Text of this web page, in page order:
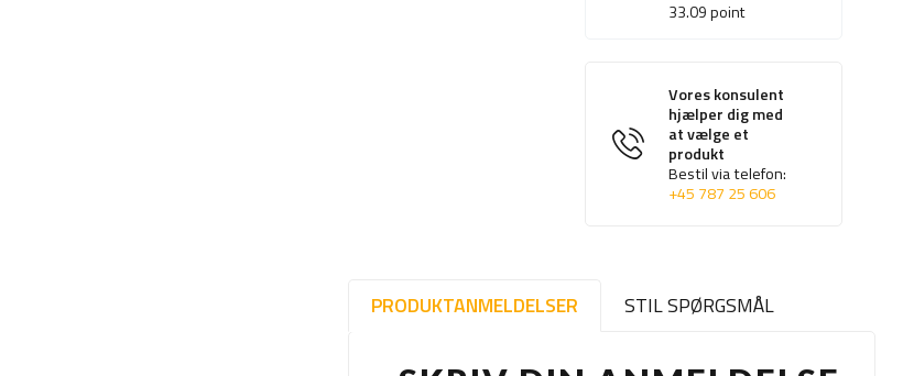
33.09point
Vores konsulent
hjælper dig med
at vælge et
produkt
Bestil via telefon:
+45 787 25 606
PRODUKTANMELDELSER STIL SPØRGSMÅL